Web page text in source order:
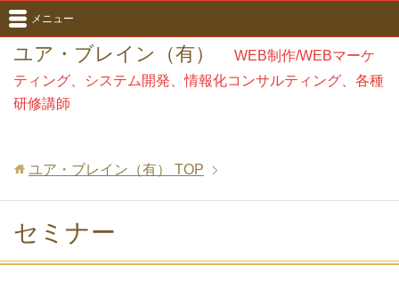
ユア・ブレイン（有）
WEB制作/WEBマーケ
ティング、システム開発、情報化コンサルティング、各種
研修講師
メニュー
ユア・ブレイン（有） TOP
セミナー